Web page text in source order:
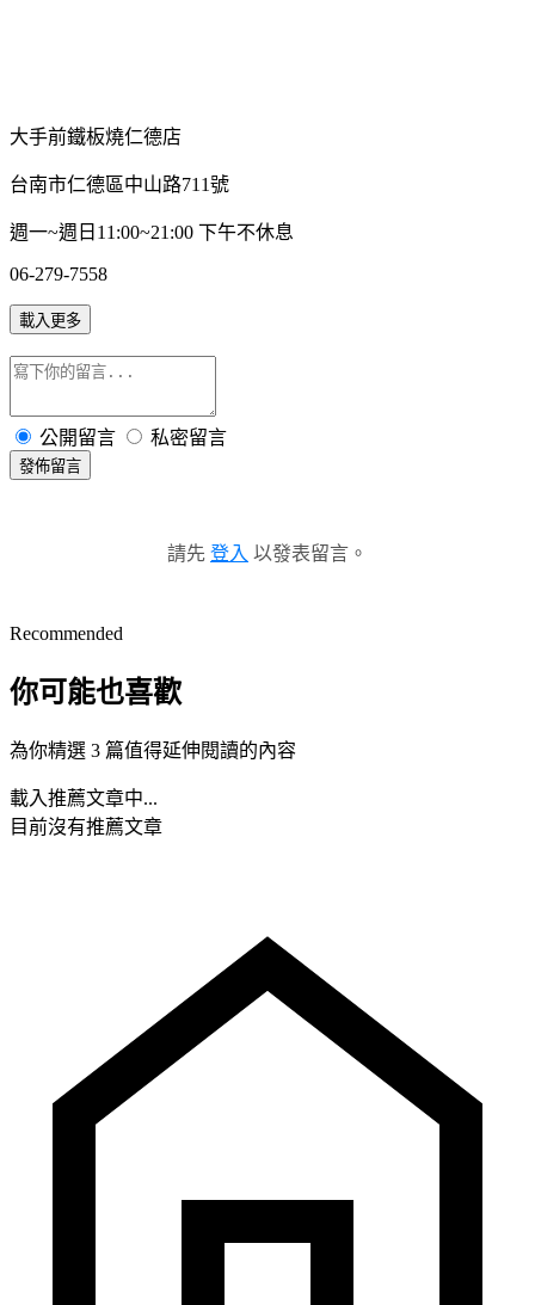
大手前鐵板燒仁德店
台南市仁德區中山路711號
週一~週日11:00~21:00 下午不休息
06-279-7558
載入更多
公開留言 私密留言
發佈留言
請先 登入 以發表留言。
Recommended
你可能也喜歡
為你精選 3 篇值得延伸閱讀的內容
載入推薦文章中...
目前沒有推薦文章